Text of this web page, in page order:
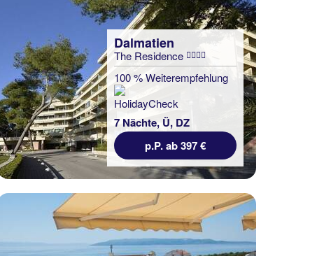
Dalmatien
The Residence
100 % Weiterempfehlung
7 Nächte, Ü, DZ
p.P. ab 397 €